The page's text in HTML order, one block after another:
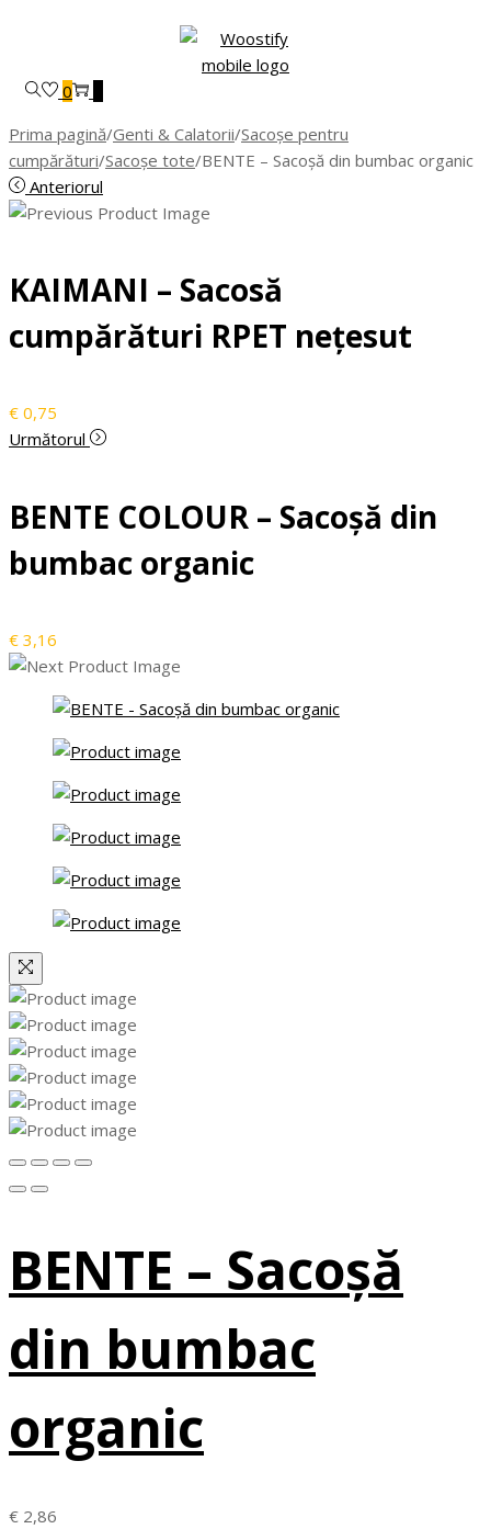
0
Prima pagină/Genti & Calatorii/Sacoșe pentru
cumpărături/Sacoșe tote/BENTE – Sacoșă din bumbac organic
Anteriorul
KAIMANI – Sacosă
cumpărături RPET nețesut
€ 0,75
Următorul
BENTE COLOUR – Sacoșă din
bumbac organic
€ 3,16
BENTE – Sacoșă
din bumbac
organic
€ 2,86